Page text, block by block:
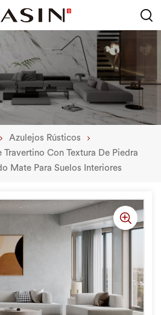
Azulejos Rústicos
Con Textura De Piedra
Mate Para Suelos Interiores